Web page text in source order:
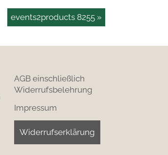
events2products 8255 »
AGB einschließlich
Widerrufsbelehrung
Impressum
Widerrufserklärung